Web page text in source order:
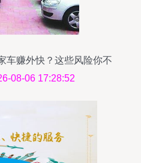
车赚外快？这些风险你不
不知08-06 17:28:52